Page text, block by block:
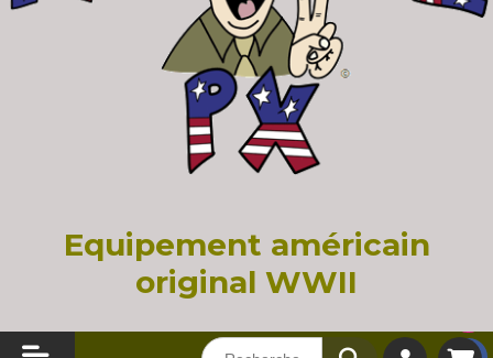
Equipement américain
original WWII